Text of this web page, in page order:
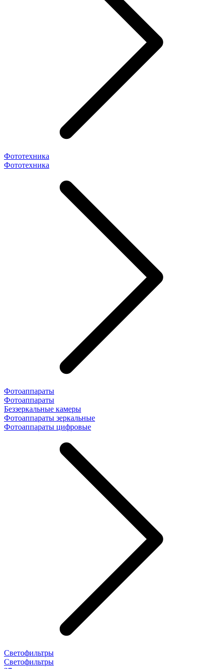
Фототехника
Фототехника
Фотоаппараты
Фотоаппараты
Беззеркальные камеры
Фотоаппараты зеркальные
Фотоаппараты цифровые
Светофильтры
Светофильтры